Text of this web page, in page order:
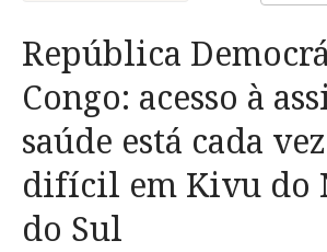
República
Congo: acesso à
saúde está cada
difícil em Kivu do
do Sul